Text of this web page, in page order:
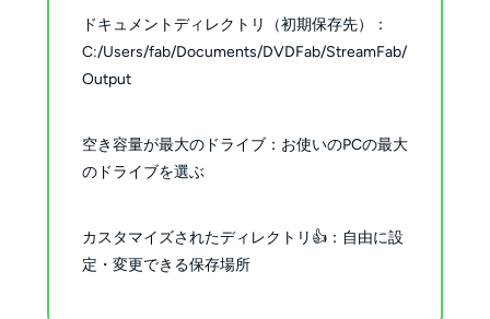
ドキュメントディレクトリ（初期保存先）：
C:/Users/fab/Documents/DVDFab/StreamFab/
Output
空き容量が最大のドライブ：お使いのPCの最大
のドライブを選ぶ
カスタマイズされたディレクトリ👍️：自由に設
定・変更できる保存場所